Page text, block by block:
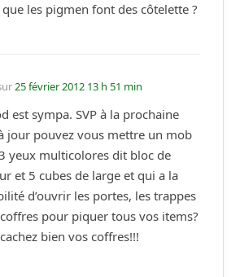
que les pigmen font des côtelette ?
25 février 2012 13 h 51 min
est sympa. SVP à la prochaine
jour pouvez vous mettre un mob
yeux multicolores dit bloc de
et 5 cubes de large et qui a la
d’ouvrir les portes, les trappes
pour piquer tous vos items?
bien vos coffres!!!